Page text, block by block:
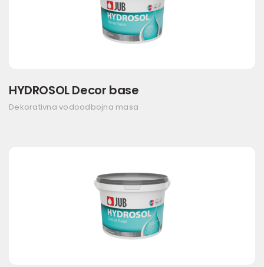
HYDROSOL Decor base
Dekorativna vodoodbojna masa